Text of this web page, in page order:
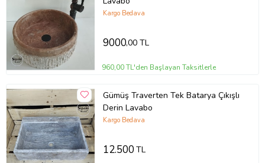
Kargo Bedava
9000,00 TL
960,00 TL'den Başlayan Taksitlerle
Gümüş Traverten Tek Batarya Çıkışlı
Derin Lavabo
Kargo Bedava
12.500TL